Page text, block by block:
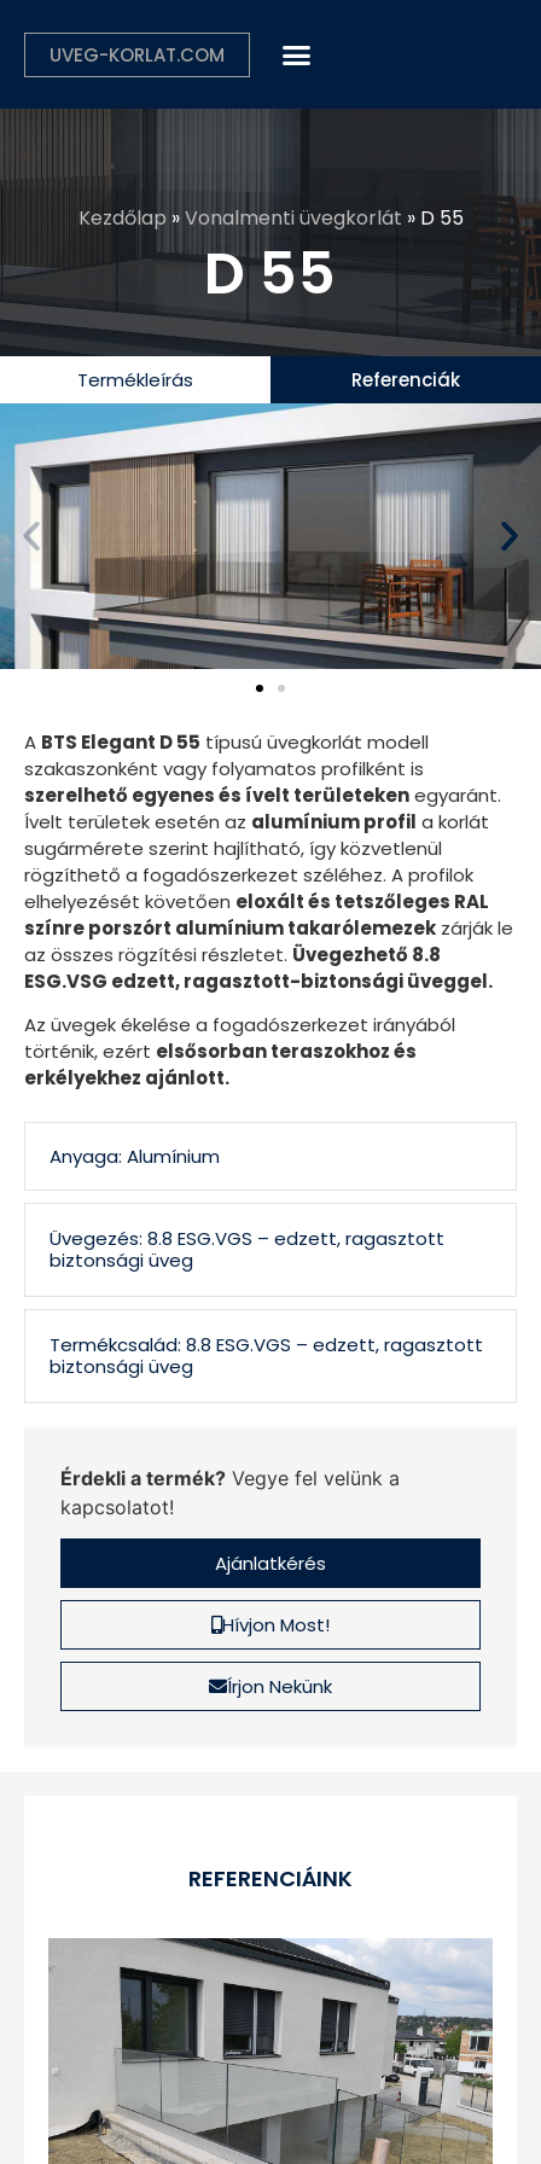
UVEG-KORLAT.COM
Kezdőlap »Vonalmenti üvegkorlát » D 55
D 55
Termékleírás Referenciák
A BTS Elegant D 55 típusú üvegkorlát modell
szakaszonként vagy folyamatos profilként is
szerelhető egyenes és ívelt területekenegyaránt.
Ívelt területek esetén az alumínium profil a korlát
sugármérete szerint hajlítható, így közvetlenül
rögzíthető a fogadószerkezet széléhez. A profilok
elhelyezését követően eloxált és tetszőleges RAL
színre porszórt alumínium takarólemezek zárják le
az összes rögzítési részletet. Üvegezhető 8.8
ESG.VSG edzett, ragasztott-biztonsági üveggel.
Az üvegek ékelése a fogadószerkezet irányából
történik, ezért elsősorban teraszokhoz és
erkélyekhez ajánlott.
Anyaga: Alumínium
Üvegezés: 8.8 ESG.VGS – edzett, ragasztott
biztonsági üveg
Termékcsalád: 8.8 ESG.VGS – edzett, ragasztott
biztonsági üveg
Érdekli a termék? Vegye fel velünk a
kapcsolatot!
Ajánlatkérés
Hívjon Most!
Írjon Nekünk
REFERENCIÁINK